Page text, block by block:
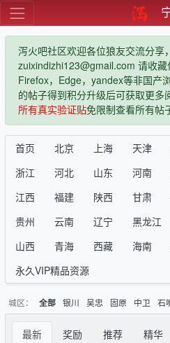
泻火吧社区欢迎各位狼友交流分享
zuixindizhi123@gmail.com 请收藏
Firefox，Edge，yandex等非国产
的帖子得到积分升级后可获取更多
所有真实验证贴免限制查看所有帖
首页 北京 上海 天津
浙江
河北 山东 河南
江西
福建 陕西 甘肃
贵州
云南 辽宁 黑龙江
山西
青海 西藏 海南
永久VIP精品资源
城区： 全部 银川 吴忠 固原 中卫 石
最新 奖励 推荐 精华